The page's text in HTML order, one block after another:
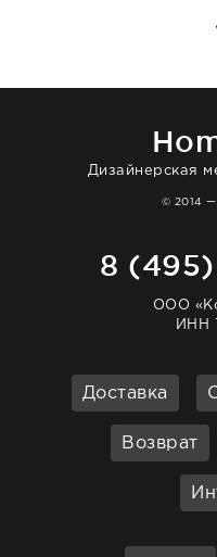
Позже
доставили
отвечает очень
Дизайнерская
© 2014 —
8
ООО
ИНН
Доставка
Возврат